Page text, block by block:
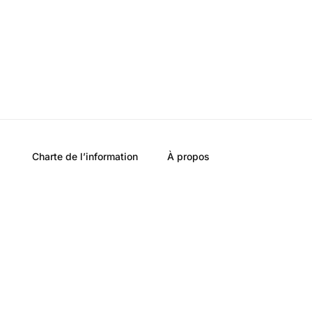
Charte de l’information À propos